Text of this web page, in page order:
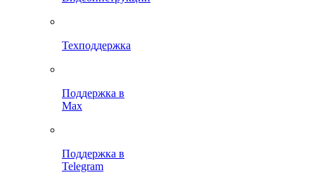
Техподдержка
Поддержка в
Max
Поддержка в
Telegram